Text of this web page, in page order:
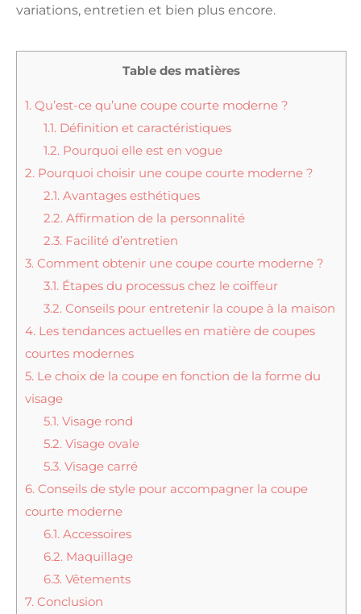
variations, entretien et bien plus encore.
Table des matières
1. Qu’est-ce qu’une coupe courte moderne ?
1.1. Définition et caractéristiques
1.2. Pourquoi elle est en vogue
2. Pourquoi choisir une coupe courte moderne ?
2.1. Avantages esthétiques
2.2. Affirmation de la personnalité
2.3. Facilité d’entretien
3. Comment obtenir une coupe courte moderne ?
3.1. Étapes du processus chez le coiffeur
3.2. Conseils pour entretenir la coupe à la maison
4. Les tendances actuelles en matière de coupes
courtes modernes
5. Le choix de la coupe en fonction de la forme du
visage
5.1. Visage rond
5.2. Visage ovale
5.3. Visage carré
6. Conseils de style pour accompagner la coupe
courte moderne
6.1. Accessoires
6.2. Maquillage
6.3. Vêtements
7. Conclusion